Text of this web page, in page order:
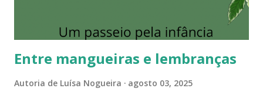
Entre mangueiras e lembranças
Autoria de Luísa Nogueira agosto 03, 2025